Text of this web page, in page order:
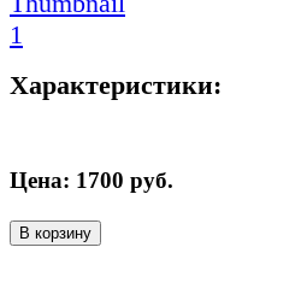
Характеристики:
Цена: 1700 руб.
В корзину